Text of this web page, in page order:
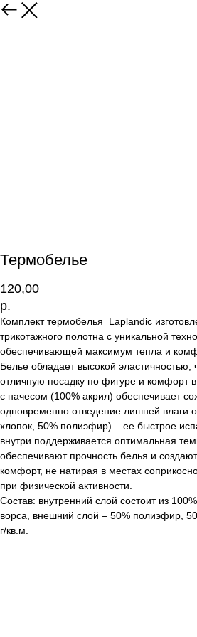
Термобелье
120,00
р.
Комплект термобелья Laplandic
трикотажного полотна с уникальной
обеспечивающей максимум тепла и
Белье обладает высокой эластичностью,
отличную посадку по фигуре и комфорт
с начесом (100% акрил) обеспечивает
одновременно отведение лишней влаги
хлопок, 50% полиэфир) – ее быстрое
внутри поддерживается оптимальная
обеспечивают прочность белья и
комфорт, не натирая в местах
при физической активности.
Состав: внутренний слой состоит из
ворса, внешний слой – 50% полиэфир,
г/кв.м.